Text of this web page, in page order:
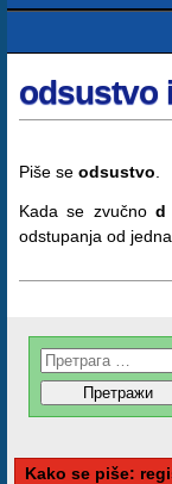
odsustvo
Piše se odsustvo
Kada se zvučnod
odstupanja od
Kako se piše: